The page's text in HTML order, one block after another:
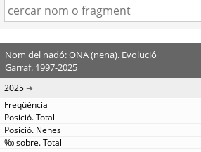
Nom del nadó: ONA (nena). Evolució
Garraf. 1997-2025
2025